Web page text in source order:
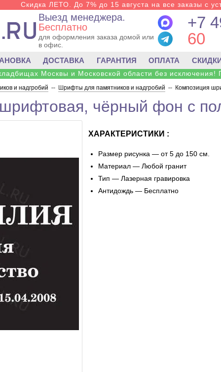
Скидка ЛЕТО. До 7% до 15 августа на все заказы с
Выезд менеджера.
Бесплатно
для оформления заказа домой или
в офис.
+7
60
ДОСТАВКА ГАРАНТИЯ ОПЛАТА
Москвы и Московской области без исключения!
и надгробий -- Шрифты для памятников и надгробий -- Композиция
чёрный фон с
ХАРАКТЕРИСТИКИ :
Размер рисунка — от 5 до 150 см.
Материал — Любой гранит
Тип — Лазерная гравировка
Антидождь — Бесплатно